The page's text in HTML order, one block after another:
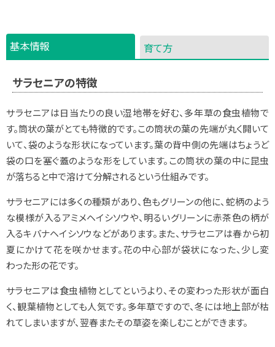
基本情報 育て方
サラセニアの特徴
サラセニアは日当たりの良い湿地帯を好む、多年草の食虫植物で
す。筒状の葉がとても特徴的です。この筒状の葉の先端が丸く開いて
いて、袋のような形状になっています。葉の背中側の先端はちょうど
袋の口を塞ぐ蓋のような形をしています。この筒状の葉の中に昆虫
が落ちると中で溶けて分解されるという仕組みです。
サラセニアには多くの種類があり、色もグリーンの他に、蛇柄のよう
な模様が入るアミメヘイシソウや、明るいグリーンに赤茶色の柄が
入るキバナヘイシソウなどがあります。また、サラセニアは春から初
夏にかけて花を咲かせます。花の中心部が袋状になった、少し変
わった形の花です。
サラセニアは食虫植物としてというより、その変わった形状が面白
く、観葉植物としても人気です。多年草ですので、冬には地上部が枯
れてしまいますが、翌春またその草姿を楽しむことができます。